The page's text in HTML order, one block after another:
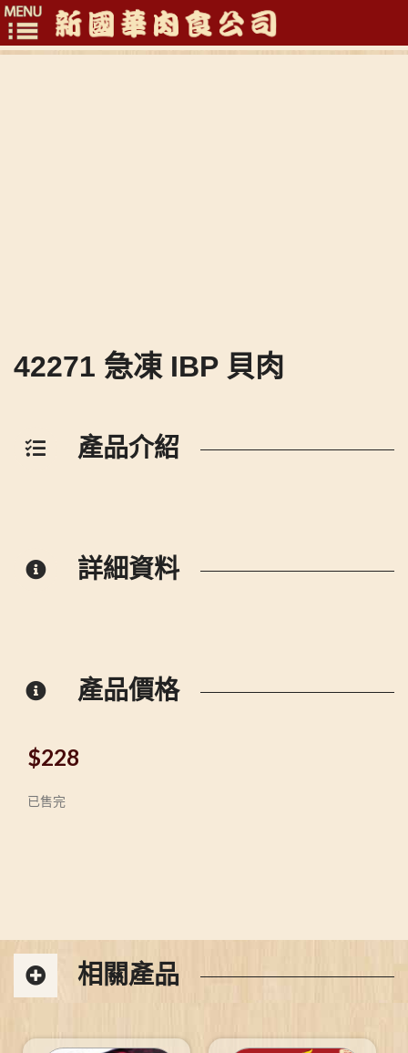
Toggle
42271 急凍 IBP 貝肉
產品介紹
詳細資料
產品價格
$228
已售完
相關產品